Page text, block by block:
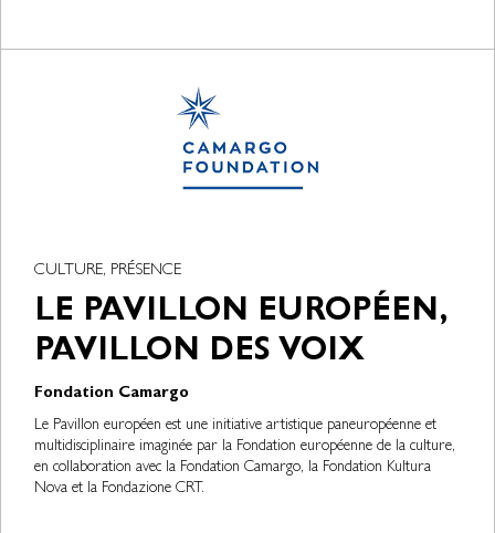
CULTURE, PRÉSENCE
LE PAVILLON EUROPÉEN,
PAVILLON DES VOIX
Fondation Camargo
Le Pavillon européen est une initiative artistique paneuropéenne et
multidisciplinaire imaginée par la Fondation européenne de la culture,
en collaboration avec la Fondation Camargo, la Fondation Kultura
Nova et la Fondazione CRT.